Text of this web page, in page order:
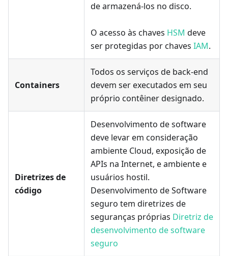
de armazená-los no disco.
O acesso às chaves HSM deve
ser protegidas por chaves IAM.
Containers
Todos os serviços de back-end
devem ser executados em seu
próprio contêiner designado.
Diretrizes de
código
Desenvolvimento de software
deve levar em consideração
ambiente Cloud, exposição de
APIs na Internet, e ambiente e
usuários hostil.
Desenvolvimento de Software
seguro tem diretrizes de
seguranças próprias Diretriz de
desenvolvimento de software
seguro